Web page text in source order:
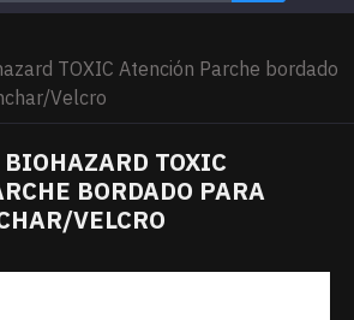
TOXIC Atención Parche bordado
Velcro
TOXIC
BORDADO PARA
VELCRO